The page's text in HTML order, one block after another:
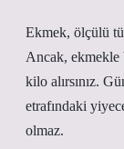
Ekmek, ölçülü
Ancak,
kilo alırsınız.
etrafındaki
olmaz.